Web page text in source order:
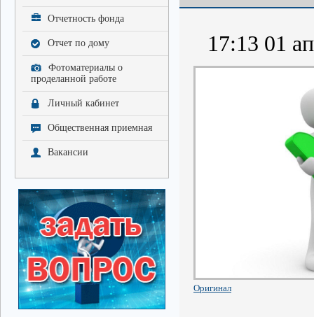
Отчетность фонда
Отчет по дому
Фотоматериалы о
проделанной работе
Личный кабинет
Общественная приемная
Вакансии
17:13 01
Оригинал